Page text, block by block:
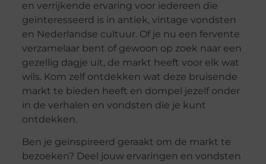
en verrijkende ervaring voor iedereen die
geïnteresseerd is in antiek, vintage vondsten
en Nederlandse cultuur. Of je nu een fervente
verzamelaar bent of gewoon op zoek naar een
gezellig dagje uit, de markt heeft voor elk wat
wils. Kom zelf ontdekken wat deze bruisende
markt te bieden heeft en dompel jezelf onder
in de verhalen en vondsten die je kunt
ontdekken.
Ben je geïnspireerd geraakt om de markt te
bezoeken? Deel jouw ervaringen en vondsten